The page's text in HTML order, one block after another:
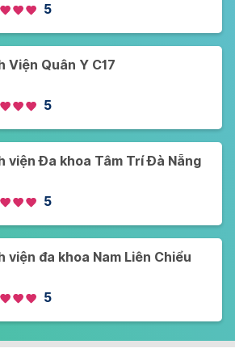
5
Viện Quân Y C17
5
viện Đa khoa Tâm Trí Đà Nẵng
5
viện đa khoa Nam Liên Chiểu
5